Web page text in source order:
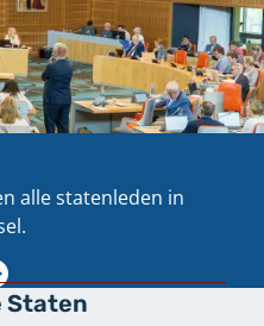
alle statenleden in
Staten